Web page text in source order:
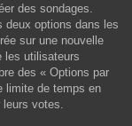
des sondages.
deux options dans les
sur une nouvelle
les utilisateurs
des « Options par
limite de temps en
votes.